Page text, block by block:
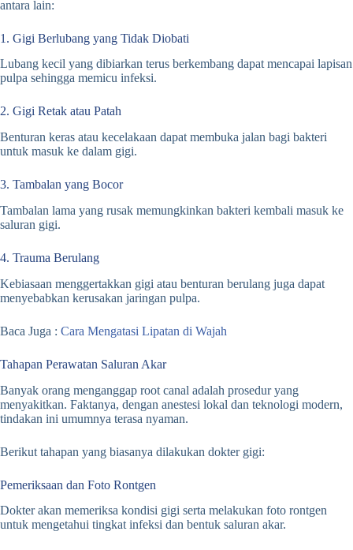
antara lain:
1. Gigi Berlubang yang Tidak Diobati
Lubang kecil yang dibiarkan terus berkembang dapat mencapai lapisan
pulpa sehingga memicu infeksi.
2. Gigi Retak atau Patah
Benturan keras atau kecelakaan dapat membuka jalan bagi bakteri
untuk masuk ke dalam gigi.
3. Tambalan yang Bocor
Tambalan lama yang rusak memungkinkan bakteri kembali masuk ke
saluran gigi.
4. Trauma Berulang
Kebiasaan menggertakkan gigi atau benturan berulang juga dapat
menyebabkan kerusakan jaringan pulpa.
Baca Juga : Cara Mengatasi Lipatan di Wajah
Tahapan Perawatan Saluran Akar
Banyak orang menganggap root canal adalah prosedur yang
menyakitkan. Faktanya, dengan anestesi lokal dan teknologi modern,
tindakan ini umumnya terasa nyaman.
Berikut tahapan yang biasanya dilakukan dokter gigi:
Pemeriksaan dan Foto Rontgen
Dokter akan memeriksa kondisi gigi serta melakukan foto rontgen
untuk mengetahui tingkat infeksi dan bentuk saluran akar.